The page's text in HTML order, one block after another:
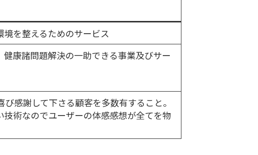
を整えるためのサービス
康諸問題解決の一助できる事業及びサー
感謝して下さる顧客を多数有すること。
術なのでユーザーの体感感想が全てを物